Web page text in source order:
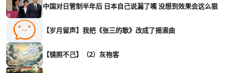
中国对日管制半年后 日本自己说漏了嘴 没想到效果会这么狠
【岁月留声】我把《张三的歌》改成了摇滚曲
【镜照不己】（2）灰袍客